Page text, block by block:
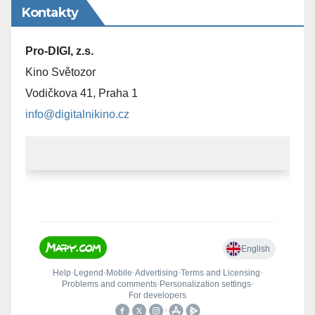
Kontakty
Pro-DIGI, z.s.
Kino Světozor
Vodičkova 41, Praha 1
info@digitalnikino.cz